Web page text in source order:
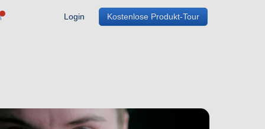
Login Kostenlose Produkt-Tour